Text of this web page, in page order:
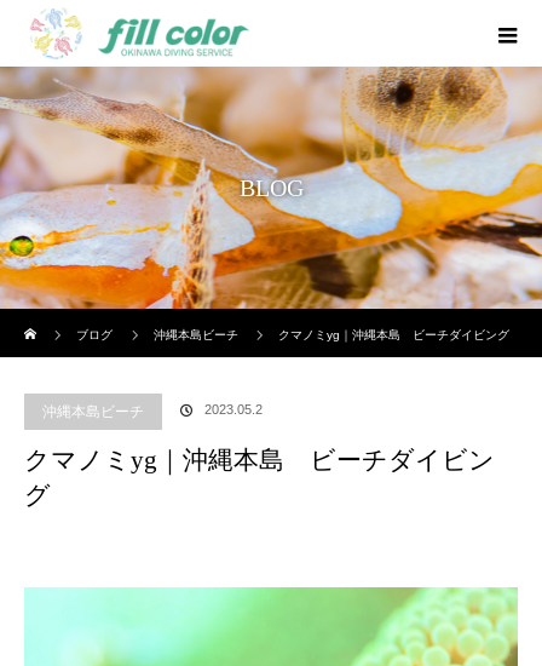
BLOG
ブログ
沖縄本島ビーチ クマノミyg｜沖縄本島 ビーチダイビング
沖縄本島ビーチ 2023.05.2
クマノミyg｜沖縄本島 ビーチダイビン
グ